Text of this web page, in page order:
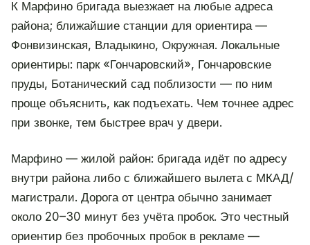
К Марфино бригада выезжает на любые адреса
района; ближайшие станции для ориентира —
Фонвизинская, Владыкино, Окружная. Локальные
ориентиры: парк «Гончаровский», Гончаровские
пруды, Ботанический сад поблизости — по ним
проще объяснить, как подъехать. Чем точнее адрес
при звонке, тем быстрее врач у двери.
Марфино — жилой район: бригада идёт по адресу
внутри района либо с ближайшего вылета с МКАД/
магистрали. Дорога от центра обычно занимает
около 20–30 минут без учёта пробок. Это честный
ориентир без пробочных пробок в рекламе —